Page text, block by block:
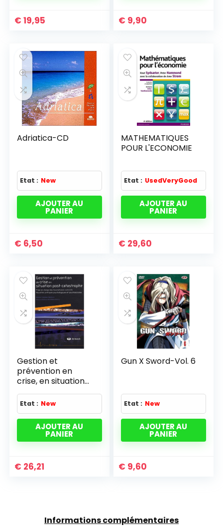
€ 19,95 € 9,90
Adriatica-CD
Etat : New
AJOUTER AU
PANIER
€ 6,50
MATHEMATIQUES
POUR L'ECONOMIE
Etat : UsedVeryGood
AJOUTER AU
PANIER
€ 29,60
Gestion et
prévention en
crise, en situation
post-catastrophe
Etat : New
AJOUTER AU
PANIER
€ 26,21
Gun X Sword-Vol. 6
Etat : New
AJOUTER AU
PANIER
€ 9,60
Informations complémentaires